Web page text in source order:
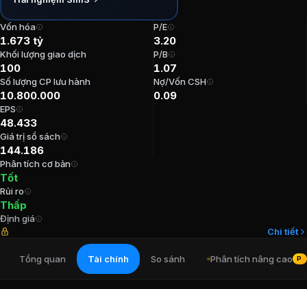
P/B: 1,07
EPS: 48.432,77
ROE:
ROA: 36,04%
Ban lãnh đạo CTCP Thực phẩm Nông
Kế toán trưởng
Tổng Giám đốc
Trưởng Ban kiểm soát
Cổ đông lớnCTCP Thực phẩm Nông
Công ty TNHH Phát Triển VF
Vốn hóa
1.673 tỷ
Khối lượng giao dịch
100
Số lượng CP lưu hành
10.800.000
P/E
3.20
P/B
1.07
Nợ/Vốn CSH
0.09
EPS
48.433
Giá trị sổ sách
144.186
Phân tích cơ bản
Tốt
Rủi ro
Thấp
Định giá
Chi tiết
Tổng quan Tài chính So sánh Phân tích nâng cao